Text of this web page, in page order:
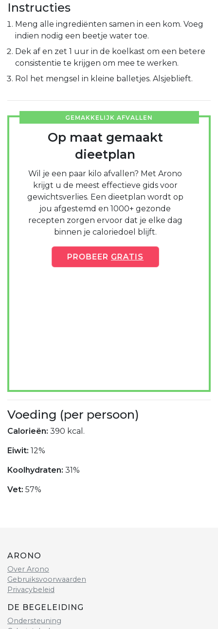
Instructies
Meng alle ingrediënten samen in een kom. Voeg
indien nodig een beetje water toe.
Dek af en zet 1 uur in de koelkast om een betere
consistentie te krijgen om mee te werken.
Rol het mengsel in kleine balletjes. Alsjeblieft.
GEMAKKELIJK AFVALLEN
Op maat gemaakt
dieetplan
Wil je een paar kilo afvallen? Met Arono
krijgt u de meest effectieve gids voor
gewichtsverlies. Een dieetplan wordt op
jou afgestemd en 1000+ gezonde
recepten zorgen ervoor dat je elke dag
binnen je caloriedoel blijft.
PROBEER GRATIS
Voeding (per persoon)
Calorieën: 390 kcal.
Eiwit: 12%
Koolhydraten: 31%
Vet: 57%
ARONO
Over Arono
Gebruiksvoorwaarden
Privacybeleid
DE BEGELEIDING
Ondersteuning